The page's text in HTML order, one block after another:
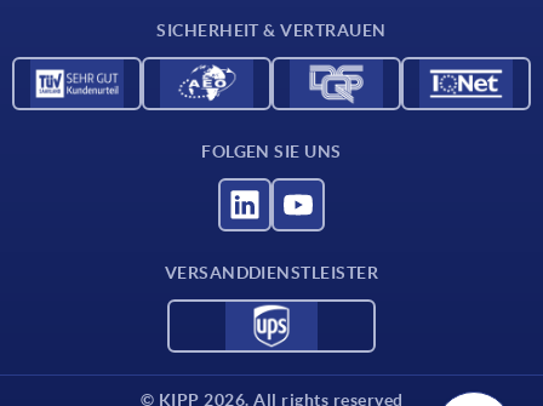
SICHERHEIT & VERTRAUEN
FOLGEN SIE UNS
VERSANDDIENSTLEISTER
© KIPP 2026. All rights reserved